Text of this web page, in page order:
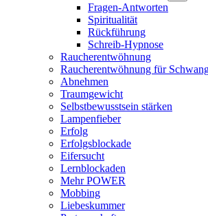
Fragen-Antworten
Spiritualität
Rückführung
Schreib-Hypnose
Raucherentwöhnung
Raucherentwöhnung für
Abnehmen
Traumgewicht
Selbstbewusstsein stärken
Lampenfieber
Erfolg
Erfolgsblockade
Eifersucht
Lernblockaden
Mehr POWER
Mobbing
Liebeskummer